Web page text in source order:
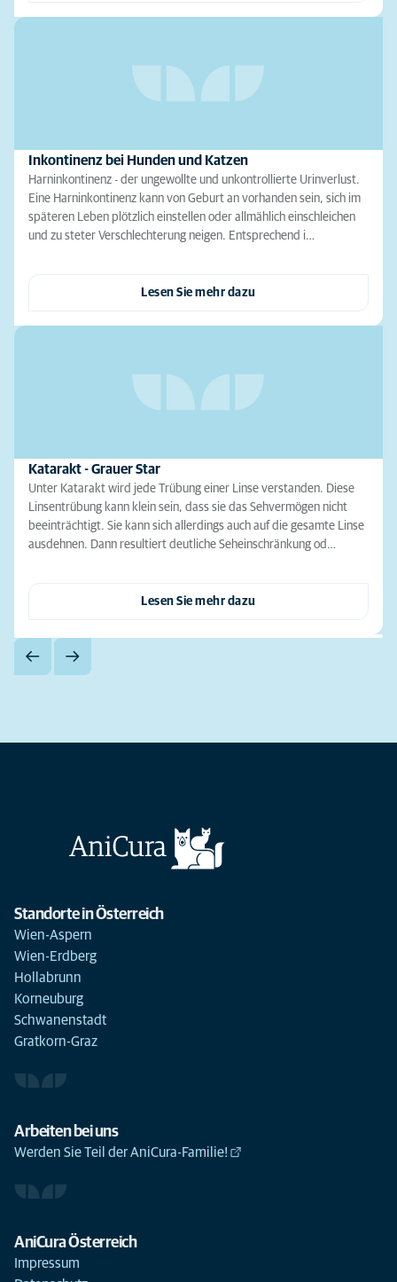
Inkontinenz bei Hunden und Katzen
Harninkontinenz - der ungewollte und unkontrollierte Urinverlust.
Eine Harninkontinenz kann von Geburt an vorhanden sein, sich im
späteren Leben plötzlich einstellen oder allmählich einschleichen
und zu steter Verschlechterung neigen. Entsprechend i…
Lesen Sie mehr dazu
Katarakt - Grauer Star
Unter Katarakt wird jede Trübung einer Linse verstanden. Diese
Linsentrübung kann klein sein, dass sie das Sehvermögen nicht
beeinträchtigt. Sie kann sich allerdings auch auf die gesamte Linse
ausdehnen. Dann resultiert deutliche Seheinschränkung od…
Lesen Sie mehr dazu
Standorte in Österreich
Wien-Aspern
Wien-Erdberg
Hollabrunn
Korneuburg
Schwanenstadt
Gratkorn-Graz
Arbeiten bei uns
Werden Sie Teil der AniCura-Familie!
AniCura Österreich
Impressum